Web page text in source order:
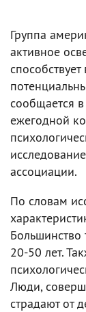
Группа
активное
сообщается
ежегодной
ассоциации.
По словам
20-50 лет.
Люди,
страдают от